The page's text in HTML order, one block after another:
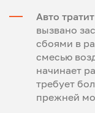
Авто
вызвано
сбоями в
смесью
начинает
требует
прежней